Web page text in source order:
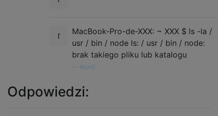
MacBook-Pro-de-XXX: ~ XXX $ ls -la /
usr / bin / node ls: / usr / bin / node:
brak takiego pliku lub katalogu
Kurr0
Odpowiedzi: